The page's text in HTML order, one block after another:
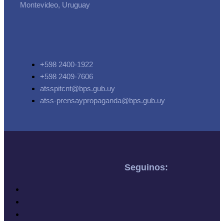
Montevideo, Uruguay
+598 2400-1922
+598 2409-7606
atsspitcnt@bps.gub.uy
atss-prensaypropaganda@bps.gub.uy
Seguinos: